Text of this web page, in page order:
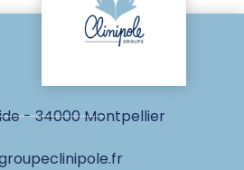
- 34000 Montpellier